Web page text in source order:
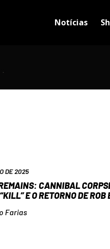
Notícias
DE 2025
CANNIBAL
E O RETORNO DE
Farias